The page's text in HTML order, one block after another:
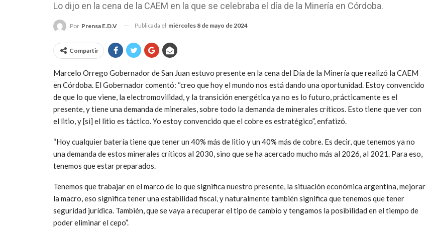
Lo dijo en la cena de la CAEM en la que se celebraba el día de la Minería en Córdoba.
Por Prensa E.D.V Publicada el miércoles 8 de mayo de 2024
Compartir
Marcelo Orrego Gobernador de San Juan estuvo presente en la cena del Día de la Minería que realizó la CAEM
en Córdoba. El Gobernador comentó: “creo que hoy el mundo nos está dando una oportunidad. Estoy convencido
de que lo que viene, la electromovilidad, y la transición energética ya no es lo futuro, prácticamente es el
presente, y tiene una demanda de minerales, sobre todo la demanda de minerales críticos. Esto tiene que ver con
el litio, y [si] el litio es táctico. Yo estoy convencido que el cobre es estratégico”, enfatizó.
“Hoy cualquier batería tiene que tener un 40% más de litio y un 40% más de cobre. Es decir, que tenemos ya no
una demanda de estos minerales críticos al 2030, sino que se ha acercado mucho más al 2026, al 2021. Para eso,
tenemos que estar preparados.
Tenemos que trabajar en el marco de lo que significa nuestro presente, la situación económica argentina, mejorar
la macro, eso significa tener una estabilidad fiscal, y naturalmente también significa que tenemos que tener
seguridad jurídica. También, que se vaya a recuperar el tipo de cambio y tengamos la posibilidad en el tiempo de
poder eliminar el cepo”.